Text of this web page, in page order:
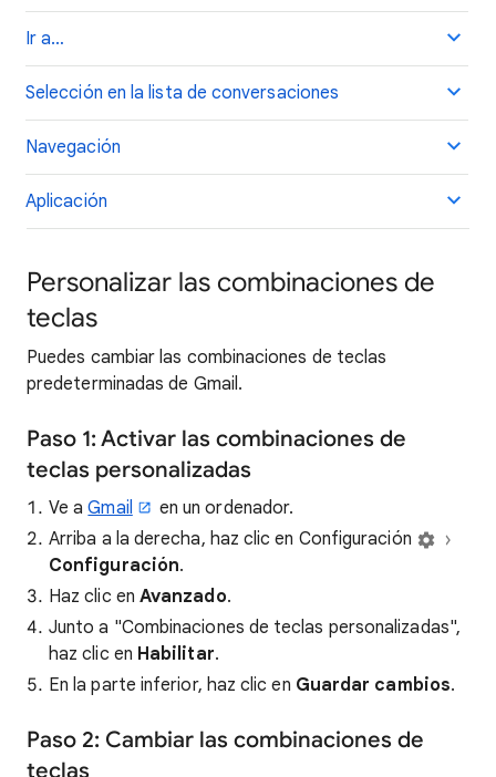
Ir a…
Selección en la lista de conversaciones
Navegación
Aplicación
Personalizar las combinaciones de
teclas
Puedes cambiar las combinaciones de teclas
predeterminadas de Gmail.
Paso 1: Activar las combinaciones de
teclas personalizadas
Ve aGmail
en un ordenador.
Arriba a la derecha, haz clic en Configuración
Configuración.
Haz clic en Avanzado.
Junto a "Combinaciones de teclas personalizadas",
haz clic en Habilitar.
En la parte inferior, haz clic en Guardar cambios.
Paso 2: Cambiar las combinaciones de
teclas